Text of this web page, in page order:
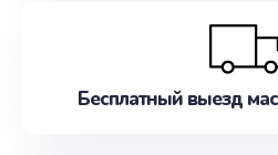
Бесплатный выезд